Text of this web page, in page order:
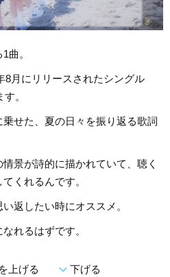
曲。
8月にリリースされたシングル
。
せた、夏の日々を振り返る歌詞
景が詩的に描かれていて、聴く
くれるんです。
返したい時にオススメ。
れるはずです。
上げる expand_more下げる